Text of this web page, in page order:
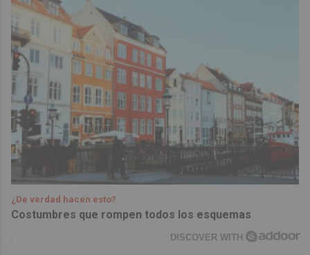
¿De verdad hacen esto?
Costumbres que rompen todos los esquemas
DISCOVER WITH